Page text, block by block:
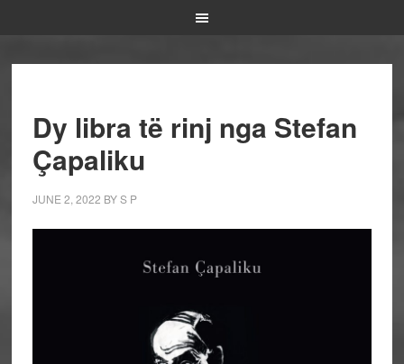
Dy libra të rinj nga Stefan
Çapaliku
JUNE 2, 2022 BYS P